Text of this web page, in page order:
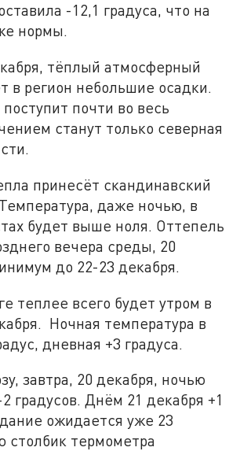
-12,1 градуса, что на
нормы.
тёплый атмосферный
в регион небольшие осадки.
почти во весь
станут только северная
принесёт скандинавский
даже ночью, в
будет выше ноля. Оттепель
вечера среды, 20
до 22-23 декабря.
теплее всего будет утром в
Ночная температура в
дневная +3 градуса.
завтра, 20 декабря, ночью
градусов. Днём 21 декабря +1
ожидается уже 23
столбик термометра